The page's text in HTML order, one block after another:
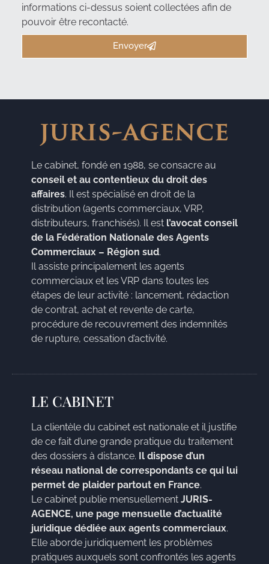
informations ci-dessus soient collectées afin de
pouvoir être recontacté.
Envoyer
Le cabinet, fondé en 1988, se consacre au
conseil et au contentieux du droit des
affaires. Il est spécialisé en droit de la
distribution (agents commerciaux, VRP,
distributeurs, franchisés). Il est l’avocat conseil
de la Fédération Nationale des Agents
Commerciaux – Région sud.
Il assiste principalement les agents
commerciaux et les VRP dans toutes les
étapes de leur activité : lancement, rédaction
de contrat, achat et revente de carte,
procédure de recouvrement des indemnités
de rupture, cessation d’activité.
LE CABINET
La clientèle du cabinet est nationale et il justifie
de ce fait d’une grande pratique du traitement
des dossiers à distance. Il dispose d’un
réseau national de correspondants ce qui lui
permet de plaider partout en France.
Le cabinet publie mensuellement JURIS-
AGENCE, une page mensuelle d’actualité
juridique dédiée aux agents commerciaux.
Elle aborde juridiquement les problèmes
pratiques auxquels sont confrontés les agents